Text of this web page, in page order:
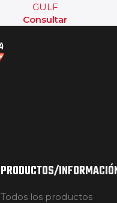
GULF
Consultar
PRODUCTOS/
Todos los productos